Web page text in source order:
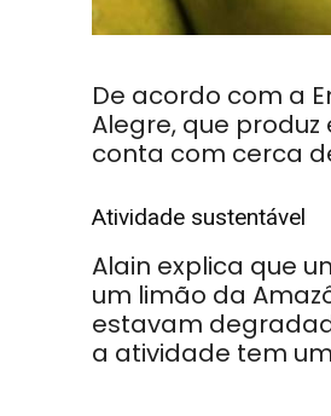
De acordo com a
Alegre, que
conta com cerca
Atividade sustentável
Alain explica que
um limão da
estavam
a atividade tem